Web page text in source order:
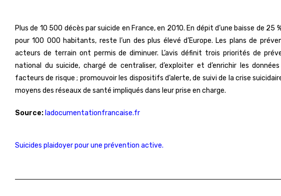
Plus de 10 500 décès par suicide en France, en 2010. En dépit d’une baisse de 25
pour 100 000 habitants, reste l’un des plus élevé d’Europe. Les plans de
acteurs de terrain ont permis de diminuer. L’avis définit trois priorités de
national du suicide, chargé de centraliser, d’exploiter et d’enrichir les
facteurs de risque ; promouvoir les dispositifs d’alerte, de suivi de la crise
moyens des réseaux de santé impliqués dans leur prise en charge.
Source: ladocumentationfrancaise.fr
Suicides plaidoyer pour une prévention active.